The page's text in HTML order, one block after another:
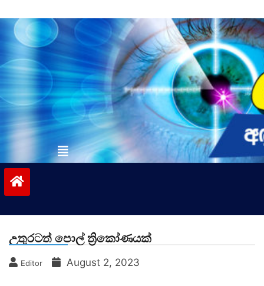
to
contentvinivida.lk
උතුරටත් පොල් ත්‍රිකෝණයක්
Editor August 2, 2023